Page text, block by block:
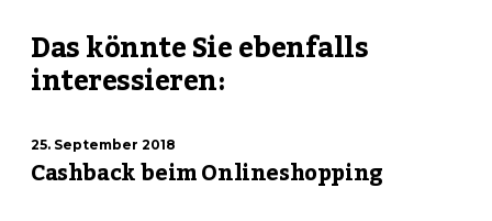
Das könnte Sie ebenfalls
interessieren:
25. September 2018
Cashback beim Onlineshopping